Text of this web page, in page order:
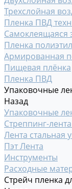
Трехслойная
Пленка ПВД
Самоклеящаяся
Пленка
Армированная
Пищевая плёнка
Пленка ПВД
Упаковочные
Назад
Упаковочные
Стреппинг-
Лента стальная
Пэт Лента
Инструменты
Расходные
Стрейч пленка